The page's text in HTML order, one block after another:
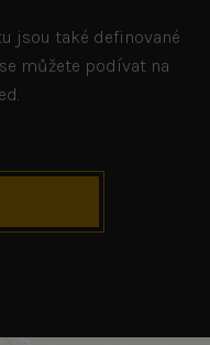
jsou také definované
můžete podívat na